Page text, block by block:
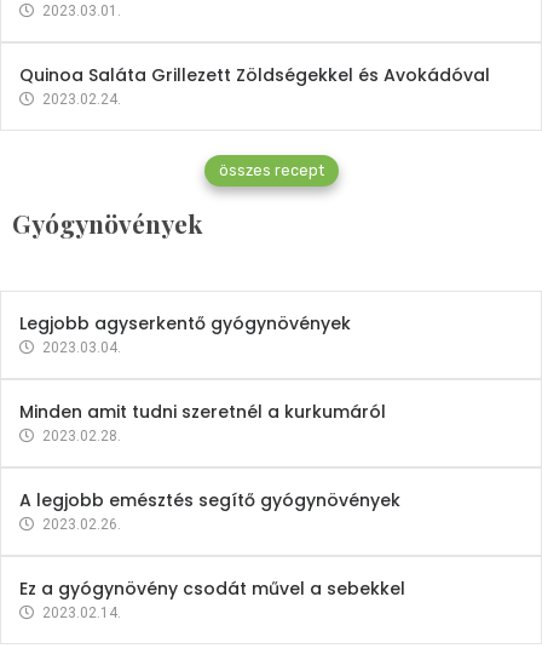
2023.03.01.
Quinoa Saláta Grillezett Zöldségekkel és Avokádóval
2023.02.24.
összes recept
Gyógynövények
Gyógynövények
Mindent a petrezselyemről
2023.12.21.
Legjobb agyserkentő gyógynövények
2023.03.04.
Minden amit tudni szeretnél a kurkumáról
2023.02.28.
A legjobb emésztés segítő gyógynövények
2023.02.26.
Ez a gyógynövény csodát művel a sebekkel
2023.02.14.
Vitaminok